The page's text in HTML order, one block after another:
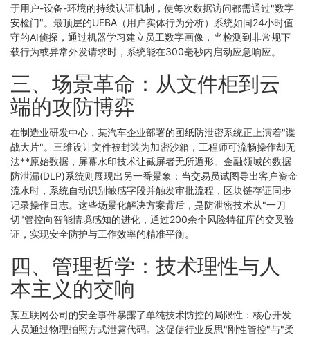
于用户-设备-环境的持续认证机制，使每次数据访问都需通过"数字
安检门"。最顶层的UEBA（用户实体行为分析）系统如同24小时值
守的AI侦探，通过机器学习建立员工数字画像，当检测到非常规下
载行为或异常外发请求时，系统能在300毫秒内启动应急响应。
三、场景革命：从文件柜到云
端的攻防博弈
在制造业研发中心，某汽车企业部署的图纸防泄密系统正上演着"谍
战大片"。三维设计文件被封装为加密沙箱，工程师可流畅操作却无
法**原始数据，屏幕水印技术让截屏者无所遁形。金融领域的数据
防泄漏(DLP)系统则展现出另一番景象：当交易员试图导出客户资金
流水时，系统自动识别敏感字段并触发审批流程，区块链存证同步
记录操作日志。这些场景化解决方案背后，是防泄密技术从"一刀
切"管控向智能情境感知的进化，通过200余个风险特征库的交叉验
证，实现安全防护与工作效率的精准平衡。
四、管理哲学：技术理性与人
本主义的交响
某互联网公司的安全事件暴露了单纯技术防控的局限性：核心开发
人员通过物理拍照方式泄露代码。这促使行业反思"刚性管控"与"柔